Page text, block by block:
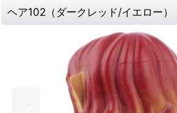
ヘア102（ダークレッド/イエロー）